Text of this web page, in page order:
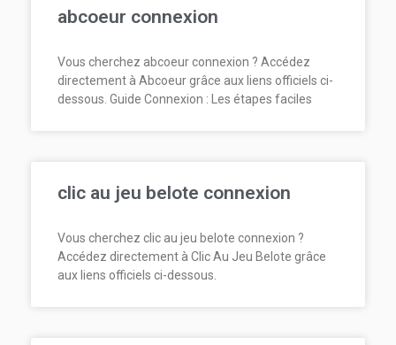
abcoeur connexion
Vous cherchez abcoeur connexion ? Accédez
directement à Abcoeur grâce aux liens officiels ci-
dessous. Guide Connexion : Les étapes faciles
clic au jeu belote connexion
Vous cherchez clic au jeu belote connexion ?
Accédez directement à Clic Au Jeu Belote grâce
aux liens officiels ci-dessous.